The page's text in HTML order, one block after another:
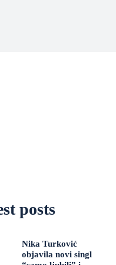
posts
Nika Turković
objavila novi singl